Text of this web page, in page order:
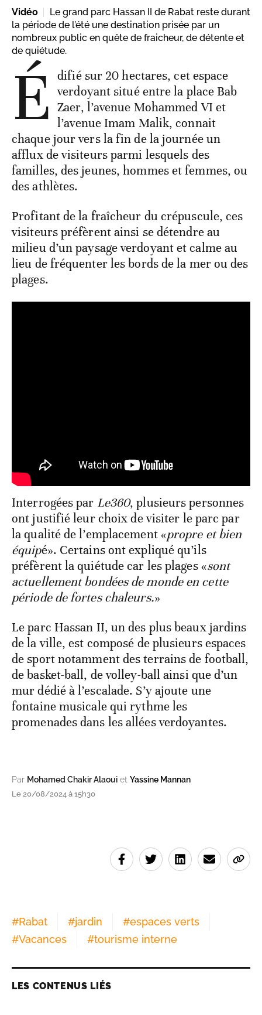
Vidéo
Le grand parc Hassan II de Rabat reste durant
la période de l’été une destination prisée par un
nombreux public en quête de fraicheur, de détente et
de quiétude.
É difié sur 20 hectares, cet espace
verdoyant situé entre la place Bab
Zaer, l’avenue Mohammed VI et
l’avenue Imam Malik, connait
chaque jour vers la fin de la journée un
afflux de visiteurs parmi lesquels des
familles, des jeunes, hommes et femmes, ou
des athlètes.
Profitant de la fraîcheur du crépuscule, ces
visiteurs préfèrent ainsi se détendre au
milieu d’un paysage verdoyant et calme au
lieu de fréquenter les bords de la mer ou des
plages.
Interrogées par Le360, plusieurs personnes
ont justifié leur choix de visiter le parc par
la qualité de l’emplacement «propre et bien
équipé». Certains ont expliqué qu’ils
préfèrent la quiétude car les plages «sont
actuellement bondées de monde en cette
période de fortes chaleurs.»
Le parc Hassan II, un des plus beaux jardins
de la ville, est composé de plusieurs espaces
de sport notamment des terrains de football,
de basket-ball, de volley-ball ainsi que d’un
mur dédié à l’escalade. S’y ajoute une
fontaine musicale qui rythme les
promenades dans les allées verdoyantes.
Par Mohamed Chakir Alaoui et Yassine Mannan
Le 20/08/2024 à 15h30
#Rabat #jardin #espaces verts
#Vacances #tourisme interne
LES CONTENUS LIÉS